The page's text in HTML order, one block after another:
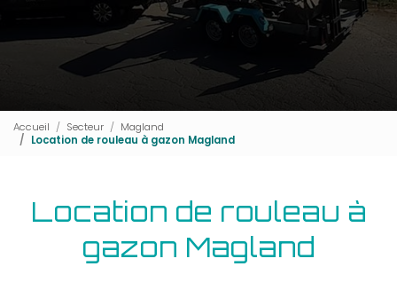
Accueil Secteur
Magland
Location de rouleau à gazon Magland
Location de rouleau à
gazon Magland